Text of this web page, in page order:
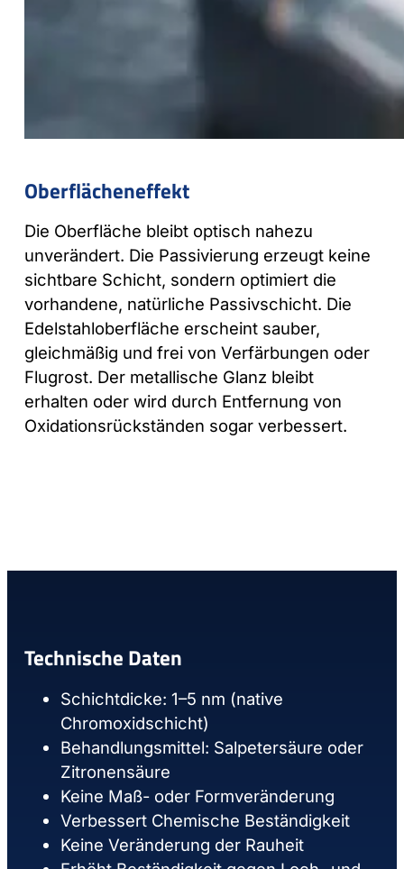
Oberflächeneffekt
Die Oberfläche bleibt optisch nahezu
unverändert. Die Passivierung erzeugt keine
sichtbare Schicht, sondern optimiert die
vorhandene, natürliche Passivschicht. Die
Edelstahloberfläche erscheint sauber,
gleichmäßig und frei von Verfärbungen oder
Flugrost. Der metallische Glanz bleibt
erhalten oder wird durch Entfernung von
Oxidationsrückständen sogar verbessert.
Technische Daten
Schichtdicke: 1–5 nm (native
Chromoxidschicht)
Behandlungsmittel: Salpetersäure oder
Zitronensäure
Keine Maß- oder Formveränderung
Verbessert Chemische Beständigkeit
Keine Veränderung der Rauheit